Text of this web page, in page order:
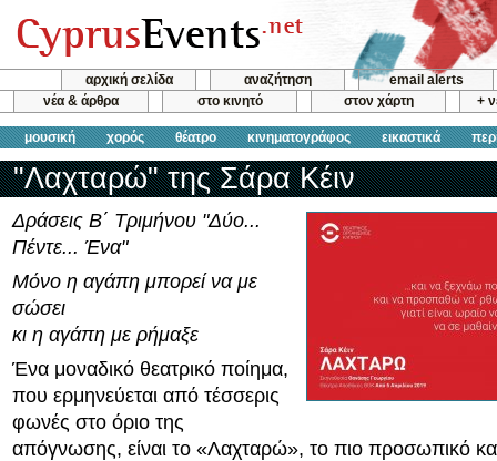
αρχική σελίδα αναζήτηση
email alerts
νέα & άρθρα
στο κινητό στον χάρτη +
μουσική χορός θέατρο κινηματογράφος εικαστικά
"Λαχταρώ" της Σάρα Κέιν
Δράσεις Β΄ Τριμήνου "Δύο...
Πέντε... Ένα"
Μόνο η αγάπη μπορεί να με
σώσει
κι η αγάπη με ρήμαξε
Ένα μοναδικό θεατρικό ποίημα,
που ερμηνεύεται από τέσσερις
φωνές στο όριο της
απόγνωσης, είναι το «Λαχταρώ», το πιο προσωπικό